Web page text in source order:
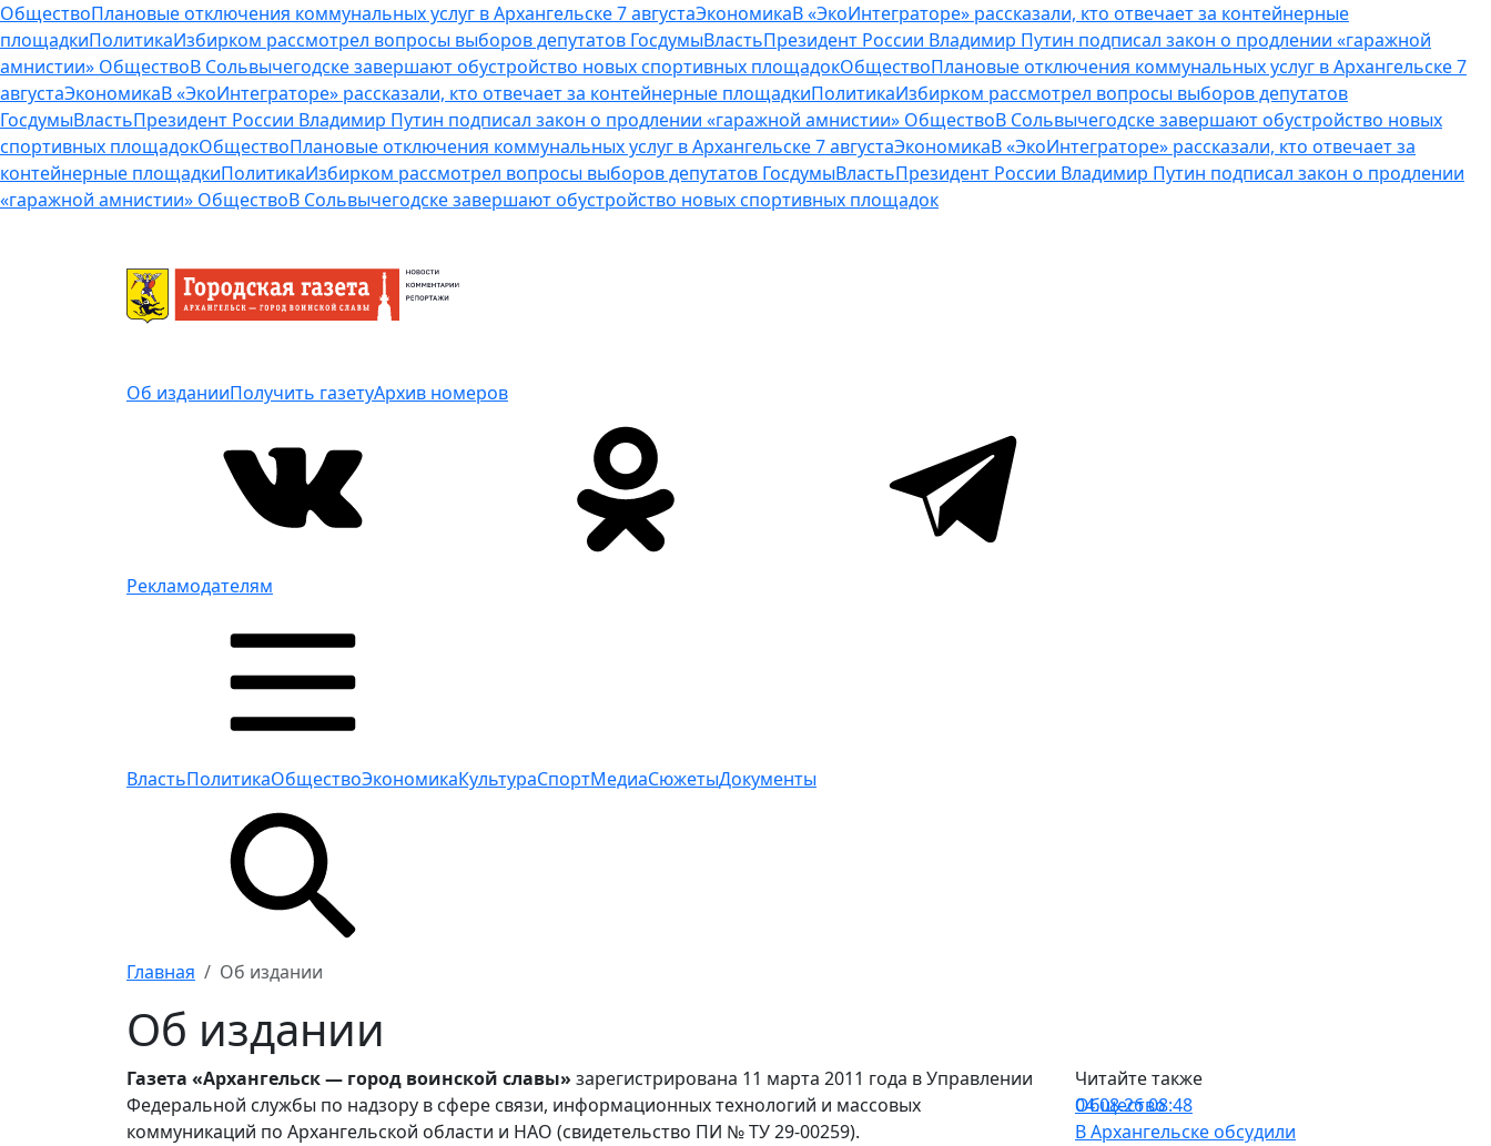
ОбществоПлановые отключения коммунальных услуг в Архангельске 7 августаЭкономикаВ «ЭкоИнтеграторе» рассказали, кто отвечает за контейнерные
площадкиПолитикаИзбирком рассмотрел вопросы выборов депутатов ГосдумыВластьПрезидент России Владимир Путин подписал закон о продлении «гаражной
амнистии» ОбществоВ Сольвычегодске завершают обустройство новых спортивных площадокОбществоПлановые отключения коммунальных услуг в Архангельске 7
августаЭкономикаВ «ЭкоИнтеграторе» рассказали, кто отвечает за контейнерные площадкиПолитикаИзбирком рассмотрел вопросы выборов депутатов
ГосдумыВластьПрезидент России Владимир Путин подписал закон о продлении «гаражной амнистии» ОбществоВ Сольвычегодске завершают обустройство новых
спортивных площадокОбществоПлановые отключения коммунальных услуг в Архангельске 7 августаЭкономикаВ «ЭкоИнтеграторе» рассказали, кто отвечает за
контейнерные площадкиПолитикаИзбирком рассмотрел вопросы выборов депутатов ГосдумыВластьПрезидент России Владимир Путин подписал закон о продлении
«гаражной амнистии» ОбществоВ Сольвычегодске завершают обустройство новых спортивных площадок
Об изданииПолучить газетуАрхив номеров
Рекламодателям
ВластьПолитикаОбществоЭкономикаКультураСпортМедиаСюжетыДокументы
Главная Об издании
Об издании
Газета «Архангельск — город воинской славы» зарегистрирована 11 марта 2011 года в Управлении
Федеральной службы по надзору в сфере связи, информационных технологий и массовых
коммуникаций по Архангельской области и НАО (свидетельство ПИ № ТУ 29-00259).
Читайте также
Общество
04.08.26 08:48
В Архангельске обсудили